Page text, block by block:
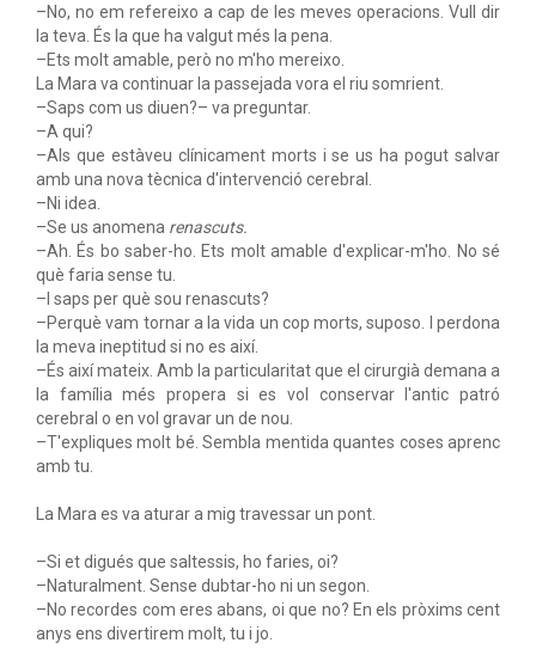
–No, no em refereixo a cap de les meves operacions. Vull dir
la teva. És la que ha valgut més la pena.
–Ets molt amable, però no m'ho mereixo.
La Mara va continuar la passejada vora el riu somrient.
–Saps com us diuen?– va preguntar.
–A qui?
–Als que estàveu clínicament morts i se us ha pogut salvar
amb una nova tècnica d'intervenció cerebral.
–Ni idea.
–Se us anomena renascuts.
–Ah. És bo saber-ho. Ets molt amable d'explicar-m'ho. No sé
què faria sense tu.
–I saps per què sou renascuts?
–Perquè vam tornar a la vida un cop morts, suposo. I perdona
la meva ineptitud si no es així.
–És així mateix. Amb la particularitat que el cirurgià demana a
la família més propera si es vol conservar l'antic patró
cerebral o en vol gravar un de nou.
–T'expliques molt bé. Sembla mentida quantes coses aprenc
amb tu.
La Mara es va aturar a mig travessar un pont.
–Si et digués que saltessis, ho faries, oi?
–Naturalment. Sense dubtar-ho ni un segon.
–No recordes com eres abans, oi que no? En els pròxims cent
anys ens divertirem molt, tu i jo.